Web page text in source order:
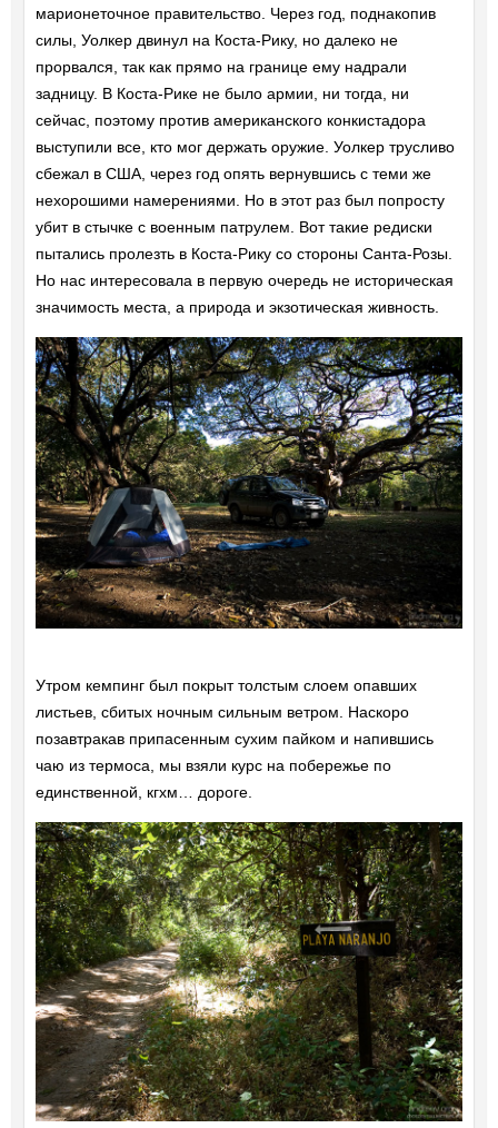
марионеточное правительство. Через год, поднакопив
силы, Уолкер двинул на Коста-Рику, но далеко не
прорвался, так как прямо на границе ему надрали
задницу. В Коста-Рике не было армии, ни тогда, ни
сейчас, поэтому против американского конкистадора
выступили все, кто мог держать оружие. Уолкер трусливо
сбежал в США, через год опять вернувшись с теми же
нехорошими намерениями. Но в этот раз был попросту
убит в стычке с военным патрулем. Вот такие редиски
пытались пролезть в Коста-Рику со стороны Санта-Розы.
Но нас интересовала в первую очередь не историческая
значимость места, а природа и экзотическая живность.
Утром кемпинг был покрыт толстым слоем опавших
листьев, сбитых ночным сильным ветром. Наскоро
позавтракав припасенным сухим пайком и напившись
чаю из термоса, мы взяли курс на побережье по
единственной, кгхм… дороге.